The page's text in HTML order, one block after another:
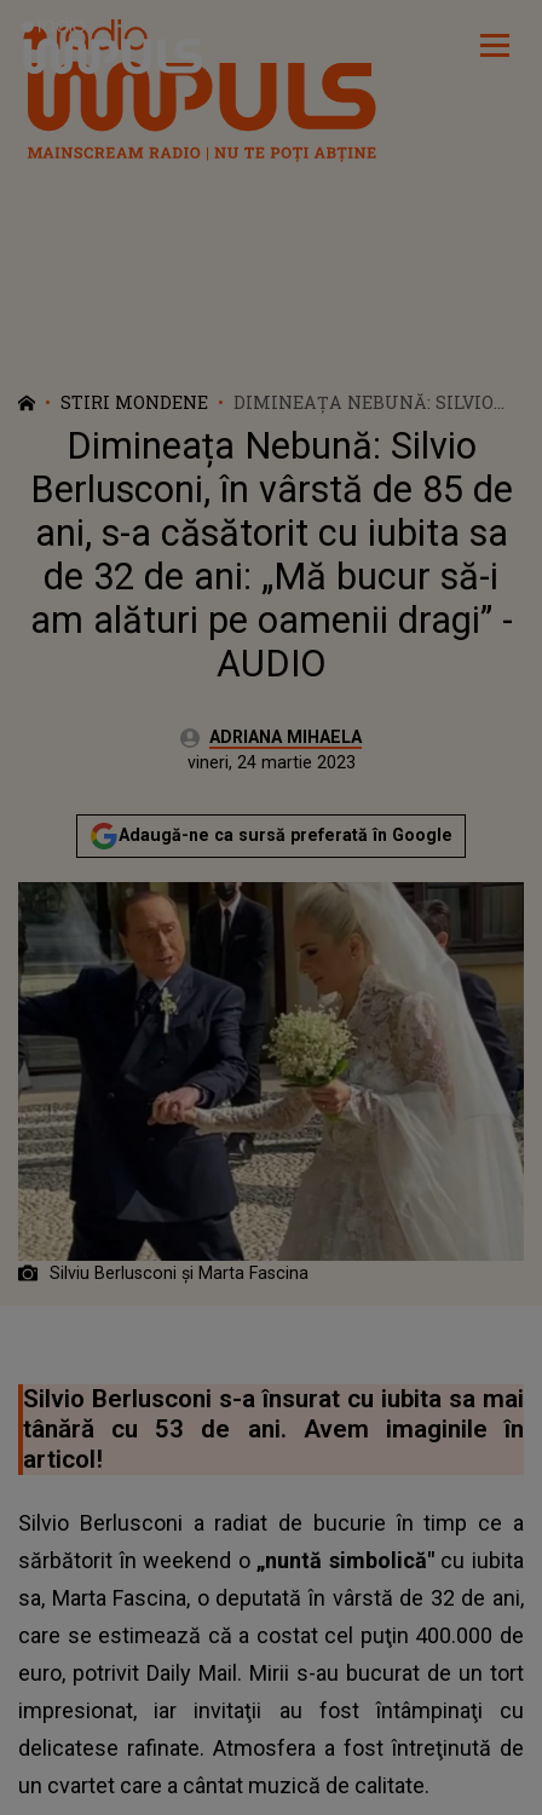
Radio Impuls
STIRI MONDENE
DIMINEAȚA NEBUNĂ: SILVIO
BERLUSCONI, ÎN VÂRSTĂ DE 85
DE ANI, S-A CĂSĂTORIT CU
IUBITA SA DE 32 DE ANI: „MĂ
BUCUR SĂ-I AM ALĂTURI PE
OAMENII DRAGI” - AUDIO
Dimineața Nebună: Silvio
Berlusconi, în vârstă de 85 de
ani, s-a căsătorit cu iubita sa
de 32 de ani: „Mă bucur să-i
am alături pe oamenii dragi” -
AUDIO
Autor:ADRIANA MIHAELA
Actualizat:
vineri, 24 martie 2023
Adaugă-ne ca sursă preferată în Google
Silviu Berlusconi și Marta Fascina
Silvio Berlusconi s-a însurat cu iubita sa mai
tânără cu 53 de ani. Avem imaginile în
articol!
Silvio Berlusconi a radiat de bucurie în timp ce a
sărbătorit în weekend o „nuntă simbolică" cu iubita
sa, Marta Fascina, o deputată în vârstă de 32 de ani,
care se estimează că a costat cel puţin 400.000 de
euro, potrivit Daily Mail. Mirii s-au bucurat de un tort
impresionat, iar invitaţii au fost întâmpinaţi cu
delicatese rafinate. Atmosfera a fost întreţinută de
un cvartet care a cântat muzică de calitate.